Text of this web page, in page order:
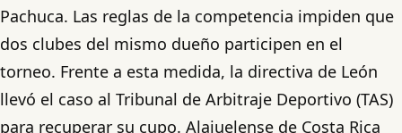
Pachuca. Las reglas de la competencia impiden que
dos clubes del mismo dueño participen en el
torneo. Frente a esta medida, la directiva de León
llevó el caso al Tribunal de Arbitraje Deportivo (TAS)
para recuperar su cupo. Alajuelense de Costa Rica